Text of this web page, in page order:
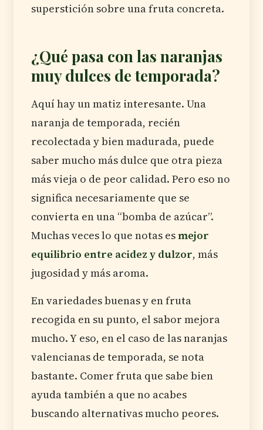
superstición sobre una fruta concreta.
¿Qué pasa con las naranjas
muy dulces de temporada?
Aquí hay un matiz interesante. Una
naranja de temporada, recién
recolectada y bien madurada, puede
saber mucho más dulce que otra pieza
más vieja o de peor calidad. Pero eso no
significa necesariamente que se
convierta en una “bomba de azúcar”.
Muchas veces lo que notas esmejor
equilibrio entre acidez y dulzor, más
jugosidad y más aroma.
En variedades buenas y en fruta
recogida en su punto, el sabor mejora
mucho. Y eso, en el caso de las naranjas
valencianas de temporada, se nota
bastante. Comer fruta que sabe bien
ayuda también a que no acabes
buscando alternativas mucho peores.